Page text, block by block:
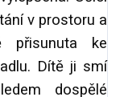
v prostoru a
přisunuta ke
Dítě ji smí
dospělé